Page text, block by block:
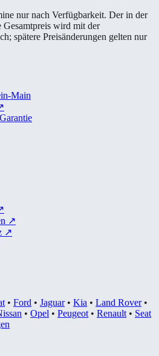
nur nach Verfügbarkeit. Der in der
Gesamtpreis wird mit der
spätere Preisänderungen gelten nur
Main
↗
↗
• Ford • Jaguar• Kia • Land Rover•
• Opel • Peugeot • Renault • Seat